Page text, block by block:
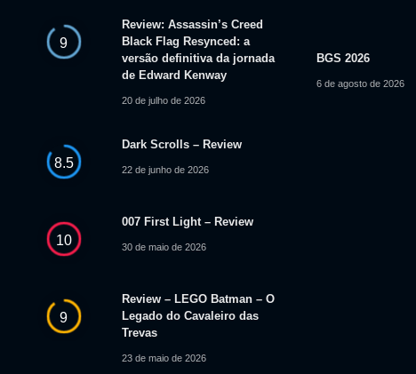
9
Review: Assassin’s Creed
Black Flag Resynced: a
versão definitiva da jornada
de Edward Kenway
20 de julho de 2026
8.5
Dark Scrolls – Review
22 de junho de 2026
10
007 First Light – Review
30 de maio de 2026
9
Review – LEGO Batman – O
Legado do Cavaleiro das
Trevas
23 de maio de 2026
BGS 2026
6 de agosto de 2026